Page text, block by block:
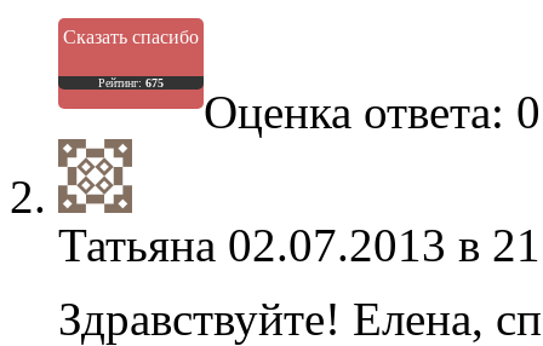
Сказать спасибо
Рейтинг: 675
Оценка ответа:
Татьяна 02.07.2013 в
Здравствуйте! Елена,